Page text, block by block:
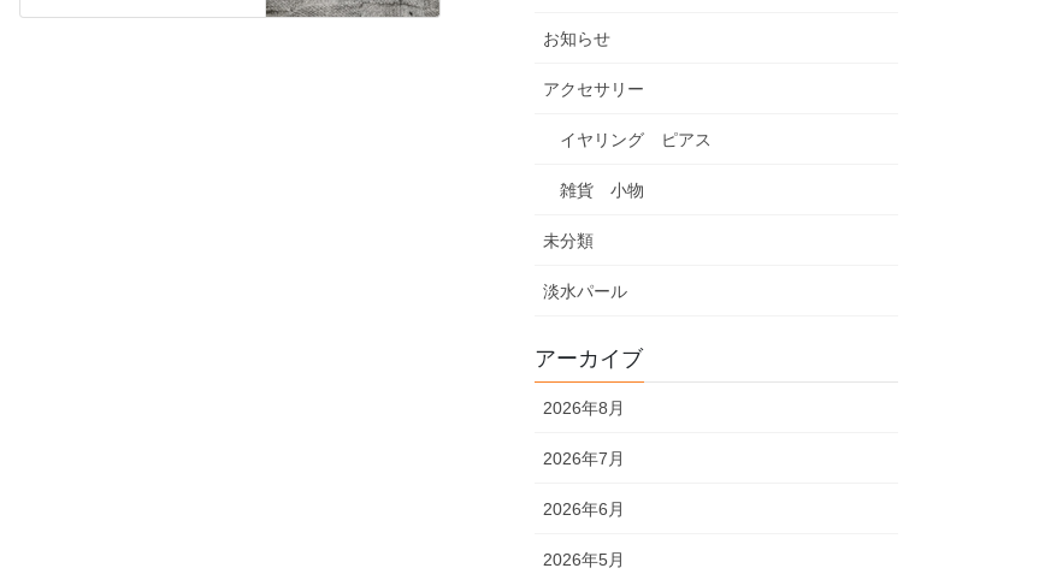
お知らせ
アクセサリー
イヤリング ピアス
雑貨 小物
未分類
淡水パール
アーカイブ
2026年8月
2026年7月
2026年6月
2026年5月